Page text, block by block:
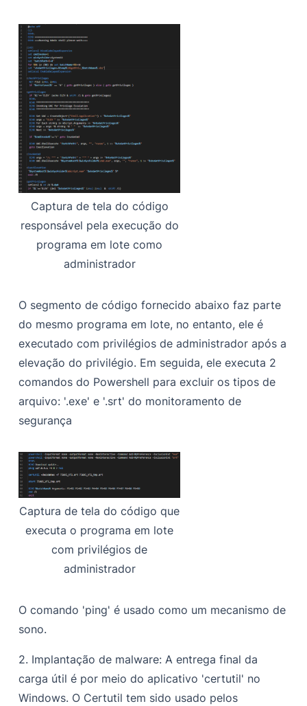
Captura de tela do código
responsável pela execução do
programa em lote como
administrador
O segmento de código fornecido abaixo faz parte
do mesmo programa em lote, no entanto, ele é
executado com privilégios de administrador após a
elevação do privilégio. Em seguida, ele executa 2
comandos do Powershell para excluir os tipos de
arquivo: '.exe'e '.srt'do monitoramento de
segurança
Captura de tela do código que
executa o programa em lote
com privilégios de
administrador
O comando 'ping' é usado como um mecanismo de
sono.
2. Implantação de malware: A entrega final da
carga útil é por meio do aplicativo 'certutil' no
Windows. O Certutil tem sido usado pelos